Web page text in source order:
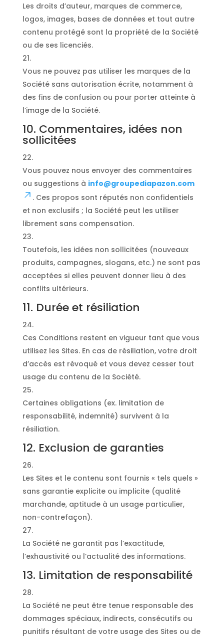
Les droits d’auteur, marques de commerce,
logos, images, bases de données et tout autre
contenu protégé sont la propriété de la Société
ou de ses licenciés.
Vous ne pouvez pas utiliser les marques de la
Société sans autorisation écrite, notamment à
des fins de confusion ou pour porter atteinte à
l’image de la Société.
10. Commentaires, idées non
sollicitées
Vous pouvez nous envoyer des commentaires
ou suggestions à info@groupediapazon.com
. Ces propos sont réputés non confidentiels
et non exclusifs ; la Société peut les utiliser
librement sans compensation.
Toutefois, les idées non sollicitées (nouveaux
produits, campagnes, slogans, etc.) ne sont pas
acceptées si elles peuvent donner lieu à des
conflits ultérieurs.
11. Durée et résiliation
Ces Conditions restent en vigueur tant que vous
utilisez les Sites. En cas de résiliation, votre droit
d’accès est révoqué et vous devez cesser tout
usage du contenu de la Société.
Certaines obligations (ex. limitation de
responsabilité, indemnité) survivent à la
résiliation.
12. Exclusion de garanties
Les Sites et le contenu sont fournis « tels quels »
sans garantie explicite ou implicite (qualité
marchande, aptitude à un usage particulier,
non-contrefaçon).
La Société ne garantit pas l’exactitude,
l’exhaustivité ou l’actualité des informations.
13. Limitation de responsabilité
La Société ne peut être tenue responsable des
dommages spéciaux, indirects, consécutifs ou
punitifs résultant de votre usage des Sites ou de